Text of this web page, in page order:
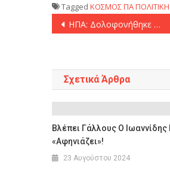
Tagged ΚΟΣΜΟΣΠΑΠΟΛΙΤΙΚΗ
Πλοήγηση
ΗΠΑ: Δολοφονήθηκε στο Μανχάταν ο CEO της μεγαλύτερης εταιρείας ασφάλισης υγείας
Σχετικά Άρθρα
Βλέπει Γάλλους Ο Ιωαννίδης
«αφηνιάζει»!
23 Αυγούστου 2024